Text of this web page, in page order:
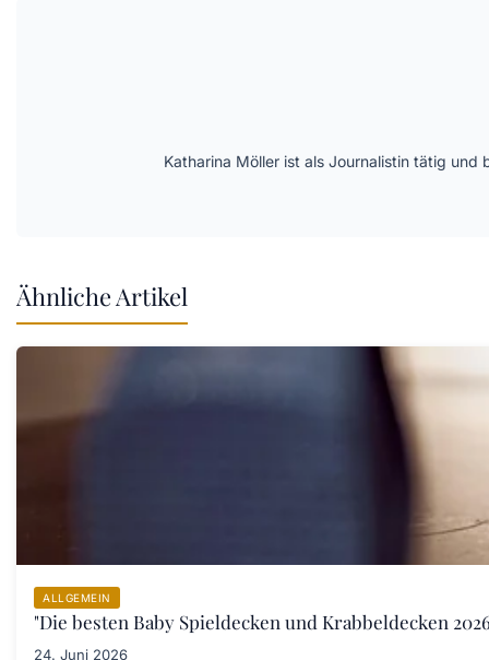
Katharina Möller ist als Journalistin tätig
Ähnliche Artikel
ALLGEMEIN
"Die besten Baby Spieldecken und Krabbeldecken
24. Juni 2026